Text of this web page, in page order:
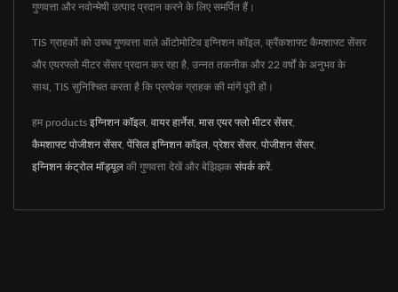
गुणवत्ता और नवोन्मेषी उत्पाद प्रदान करने के लिए समर्पित हैं।
TIS ग्राहकों को उच्च गुणवत्ता वाले ऑटोमोटिव इग्निशन कॉइल, क्रैंकशाफ्ट कैमशाफ्ट सेंसर
और एयरफ्लो मीटर सेंसर प्रदान कर रहा है, उन्नत तकनीक और 22 वर्षों के अनुभव के
साथ, TIS सुनिश्चित करता है कि प्रत्येक ग्राहक की मांगें पूरी हों।
हम products इग्निशन कॉइल वायर हार्नेस मास एयर फ्लो मीटर सेंसर,
कैमशाफ्ट पोजीशन सेंसर, पेंसिल इग्निशन कॉइल प्रेशर सेंसर, पोजीशन सेंसर,
इग्निशन कंट्रोल मॉड्यूल की गुणवत्ता देखें और बेझिझक संपर्क करें.